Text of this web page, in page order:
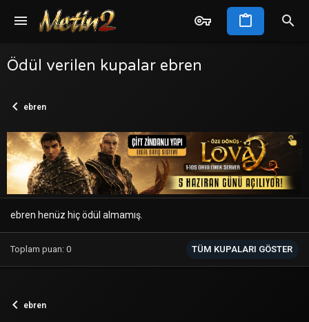
Ödül verilen kupalar ebren
ebren
ebren henüz hiç ödül almamış.
Toplam puan: 0 TÜM KUPALARI GÖSTER
ebren